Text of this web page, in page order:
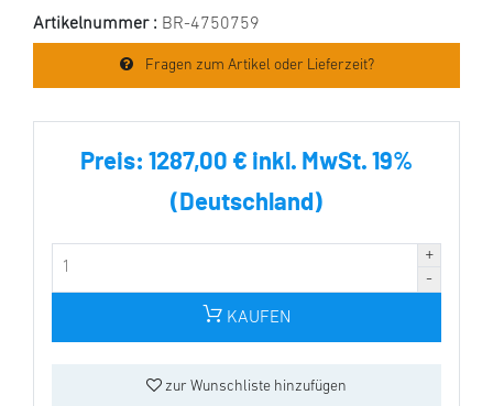
Artikelnummer : BR-4750759
Fragen zum Artikel oder Lieferzeit?
Preis: 1287,00 € inkl. MwSt. 19%
(Deutschland)
KAUFEN
zur Wunschliste hinzufügen